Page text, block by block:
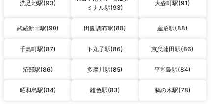
洗足池駅(93)
ミナル駅(93)
大森町駅(91)
武蔵新田駅(90) 田園調布駅(88) 蓮沼駅(88)
千鳥町駅(87) 下丸子駅(86) 京急蒲田駅(86)
沼部駅(86) 多摩川駅(85) 平和島駅(84)
昭和島駅(84) 雑色駅(83) 鵜の木駅(78)